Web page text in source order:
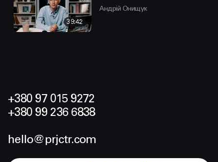
39:42
Андрій Онищук
+380 97 015 9272
+380 99 236 6838
hello@prjctr.com